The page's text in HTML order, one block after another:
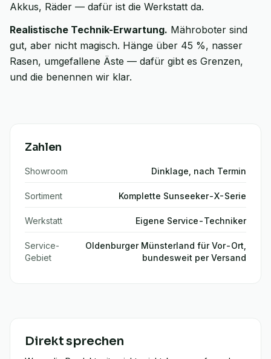
Akkus, Räder — dafür ist die Werkstatt da.
Realistische Technik-Erwartung. Mähroboter sind
gut, aber nicht magisch. Hänge über 45 %, nasser
Rasen, umgefallene Äste — dafür gibt es Grenzen,
und die benennen wir klar.
Zahlen
Showroom Dinklage, nach Termin
Sortiment Komplette Sunseeker-X-Serie
Werkstatt Eigene Service-Techniker
Service-
Gebiet
Oldenburger Münsterland für Vor-Ort,
bundesweit per Versand
Direkt sprechen